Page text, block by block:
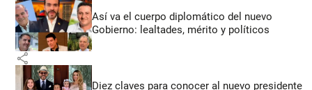
Así va el cuerpo diplomático del nuevo
Gobierno: lealtades, mérito y políticos
share
Diez claves para conocer al nuevo presidente